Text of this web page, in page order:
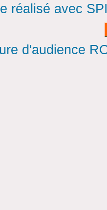
réalisé avec
d'audience